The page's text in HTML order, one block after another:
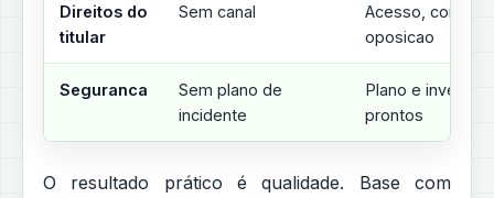
Direitos do
titular
Sem canal
Acesso,
oposicao
Seguranca
Sem plano de
incidente
Plano e
prontos
O resultado prático é qualidade. Base com